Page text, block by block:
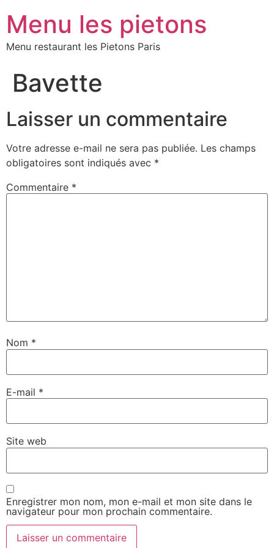
Menu les pietons
Menu restaurant les Pietons Paris
Bavette
Laisser un commentaire
Votre adresse e-mail ne sera pas publiée. Les champs
obligatoires sont indiqués avec *
Commentaire *
Nom *
E-mail *
Site web
Enregistrer mon nom, mon e-mail et mon site dans le
navigateur pour mon prochain commentaire.